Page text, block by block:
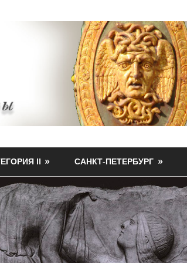
II САНКТ-ПЕТЕРБУРГ